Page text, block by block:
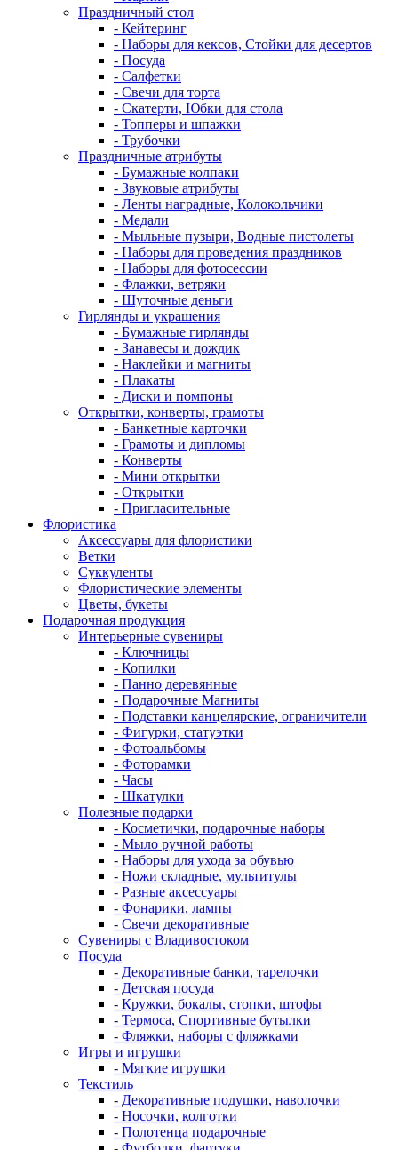
Праздничный стол
- Кейтеринг
- Наборы для кексов, Стойки для десертов
- Посуда
- Салфетки
- Свечи для торта
- Скатерти, Юбки для стола
- Топперы и шпажки
- Трубочки
Праздничные атрибуты
- Бумажные колпаки
- Звуковые атрибуты
- Ленты наградные, Колокольчики
- Медали
- Мыльные пузыри, Водные пистолеты
- Наборы для проведения праздников
- Наборы для фотосессии
- Флажки, ветряки
- Шуточные деньги
Гирлянды и украшения
- Бумажные гирлянды
- Занавесы и дождик
- Наклейки и магниты
- Плакаты
- Диски и помпоны
Открытки, конверты, грамоты
- Банкетные карточки
- Грамоты и дипломы
- Конверты
- Мини открытки
- Открытки
- Пригласительные
Флористика
Аксессуары для флористики
Ветки
Суккуленты
Флористические элементы
Цветы, букеты
Подарочная продукция
Интерьерные сувениры
- Ключницы
- Копилки
- Панно деревянные
- Подарочные Магниты
- Подставки канцелярские, ограничители
- Фигурки, статуэтки
- Фотоальбомы
- Фоторамки
- Часы
- Шкатулки
Полезные подарки
- Косметички, подарочные наборы
- Мыло ручной работы
- Наборы для ухода за обувью
- Ножи складные, мультитулы
- Разные аксессуары
- Фонарики, лампы
- Свечи декоративные
Сувениры с Владивостоком
Посуда
- Декоративные банки, тарелочки
- Детская посуда
- Кружки, бокалы, стопки, штофы
- Термоса, Спортивные бутылки
- Фляжки, наборы с фляжками
Игры и игрушки
- Мягкие игрушки
Текстиль
- Декоративные подушки, наволочки
- Носочки, колготки
- Полотенца подарочные